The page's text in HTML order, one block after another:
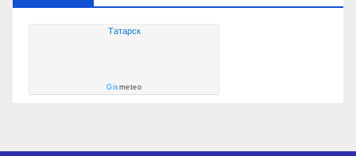
Татарск
Gismeteo